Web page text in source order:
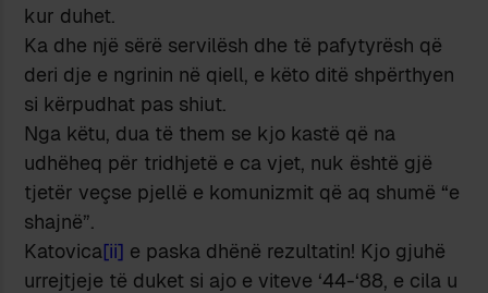
kur duhet.
Ka dhe një sërë servilësh dhe të pafytyrësh që
deri dje e ngrinin në qiell, e këto ditë shpërthyen
si kërpudhat pas shiut.
Nga këtu, dua të them se kjo kastë që na
udhëheq për tridhjetë e ca vjet, nuk është gjë
tjetër veçse pjellë e komunizmit që aq shumë “e
shajnë”.
Katovica[ii] e paska dhënë rezultatin! Kjo gjuhë
urrejtjeje të duket si ajo e viteve ‘44-‘88, e cila u